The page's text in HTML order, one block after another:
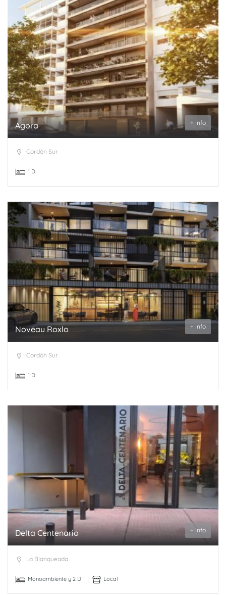
Agora + Info
Cordón Sur
1 D
Noveau Roxlo + Info
Cordón Sur
1 D
Delta Centenario + Info
La Blanqueada
Monoambiente y 2 D Local